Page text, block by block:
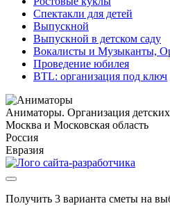
Спектакли для детей
Выпускной
Выпускной в детском саду
Вокалисты и Музыканты,
Проведение юбилея
BTL: организация под ключ
Аниматоры. Организация
Москва и Московская область
Россия
Евразия
Получить 3 варианта сметы на